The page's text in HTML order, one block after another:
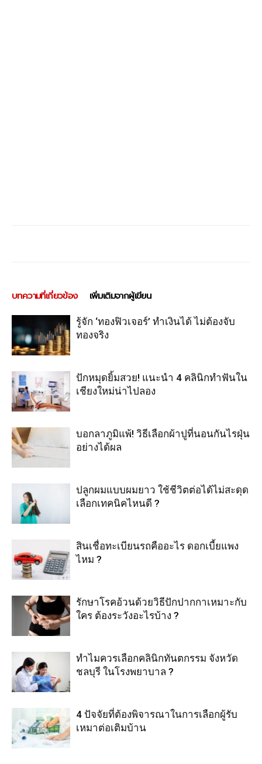
บทความที่เกี่ยวข้อง เพิ่มเติมจากผู้เขียน
รู้จัก ‘ทองฟิวเจอร์’ ทำเงินได้ ไม่ต้องจับ
ทองจริง
ปักหมุดยิ้มสวย! แนะนำ 4 คลินิกทำฟันใน
เชียงใหม่น่าไปลอง
บอกลาภูมิแพ้! วิธีเลือกผ้าปูที่นอนกันไรฝุ่น
อย่างได้ผล
ปลูกผมแบบผมยาว ใช้ชีวิตต่อได้ไม่สะดุด
เลือกเทคนิคไหนดี ?
สินเชื่อทะเบียนรถคืออะไร ดอกเบี้ยแพง
ไหม ?
รักษาโรคอ้วนด้วยวิธีปักปากกาเหมาะกับ
ใคร ต้องระวังอะไรบ้าง ?
ทำไมควรเลือกคลินิกทันตกรรม จังหวัด
ชลบุรี ในโรงพยาบาล ?
4 ปัจจัยที่ต้องพิจารณาในการเลือกผู้รับ
เหมาต่อเติมบ้าน